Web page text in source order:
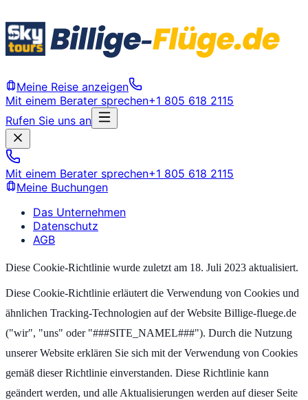
Meine Reise anzeigen
Mit einem Berater sprechen+1 805 618 2115
Rufen Sie uns an
Mit einem Berater sprechen+1 805 618 2115
Meine Buchungen
Das Unternehmen
Datenschutz
AGB
Diese Cookie-Richtlinie wurde zuletzt am 18. Juli 2023 aktualisiert.
Diese Cookie-Richtlinie erläutert die Verwendung von Cookies und
ähnlichen Tracking-Technologien auf der Website Billige-fluege.de
("wir", "uns" oder "###SITE_NAMEL###"). Durch die Nutzung
unserer Website erklären Sie sich mit der Verwendung von Cookies
gemäß dieser Richtlinie einverstanden. Diese Richtlinie kann
geändert werden, und alle Aktualisierungen werden auf dieser Seite